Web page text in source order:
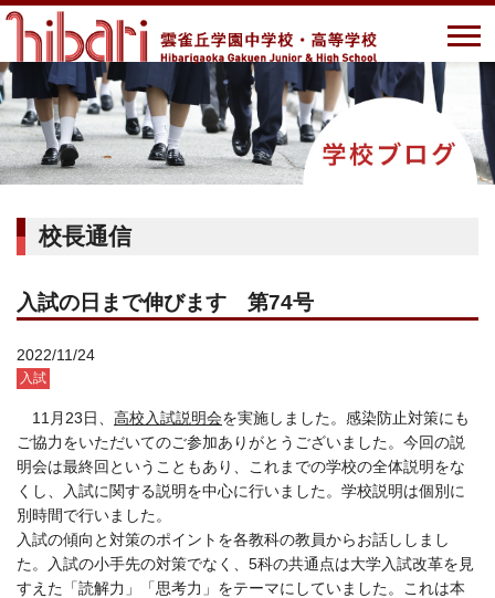
校長通信
入試の日まで伸びます 第74号
2022/11/24
入試
11月23日、 高校入試説明会を実施しました。感染防止対策にも
ご協力をいただいてのご参加ありがとうございました。今回の説
明会は最終回ということもあり、これまでの学校の全体説明をな
くし、入試に関する説明を中心に行いました。学校説明は個別に
別時間で行いました。
入試の傾向と対策のポイントを各教科の教員からお話ししまし
た。入試の小手先の対策でなく、5科の共通点は大学入試改革を見
すえた「読解力」「思考力」をテーマにしていました。これは本